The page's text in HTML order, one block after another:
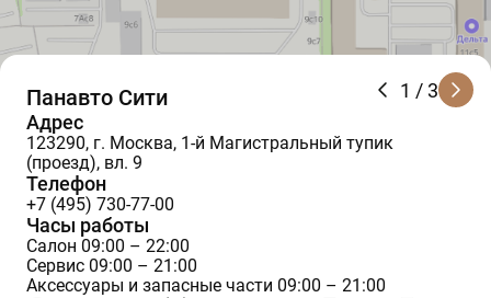
1 / 3
Панавто Сити
Адрес
123290, г. Москва, 1-й Магистральный тупик
(проезд), вл. 9
Телефон
+7 (495) 730-77-00
Часы работы
Салон 09:00 – 22:00
Сервис 09:00 – 21:00
Аксессуары и запасные части 09:00 – 21:00